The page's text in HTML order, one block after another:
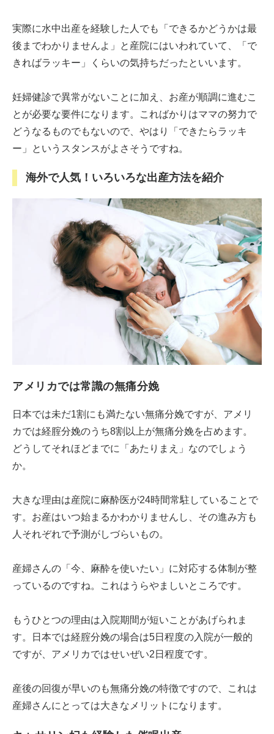
実際に水中出産を経験した人でも「できるかどうかは最
後までわかりませんよ」と産院にはいわれていて、「で
きればラッキー」くらいの気持ちだったといいます。
妊婦健診で異常がないことに加え、お産が順調に進むこ
とが必要な要件になります。こればかりはママの努力で
どうなるものでもないので、やはり「できたらラッキ
ー」というスタンスがよさそうですね。
海外で人気！いろいろな出産方法を紹介
アメリカでは常識の無痛分娩
日本では未だ1割にも満たない無痛分娩ですが、アメリ
カでは経腟分娩のうち8割以上が無痛分娩を占めます。
どうしてそれほどまでに「あたりまえ」なのでしょう
か。
大きな理由は産院に麻酔医が24時間常駐していることで
す。お産はいつ始まるかわかりませんし、その進み方も
人それぞれで予測がしづらいもの。
産婦さんの「今、麻酔を使いたい」に対応する体制が整
っているのですね。これはうらやましいところです。
もうひとつの理由は入院期間が短いことがあげられま
す。日本では経腟分娩の場合は5日程度の入院が一般的
ですが、アメリカではせいぜい2日程度です。
産後の回復が早いのも無痛分娩の特徴ですので、これは
産婦さんにとっては大きなメリットになります。